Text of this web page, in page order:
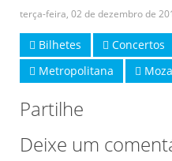
terça-feira, 02 de dezembro de
Bilhetes Concertos
Metropolitana
Partilhe
Deixe um